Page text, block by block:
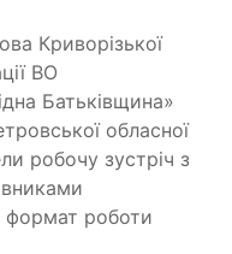
Криворізької
ВО
Батьківщина»
обласної
робочу зустріч з
формат роботи